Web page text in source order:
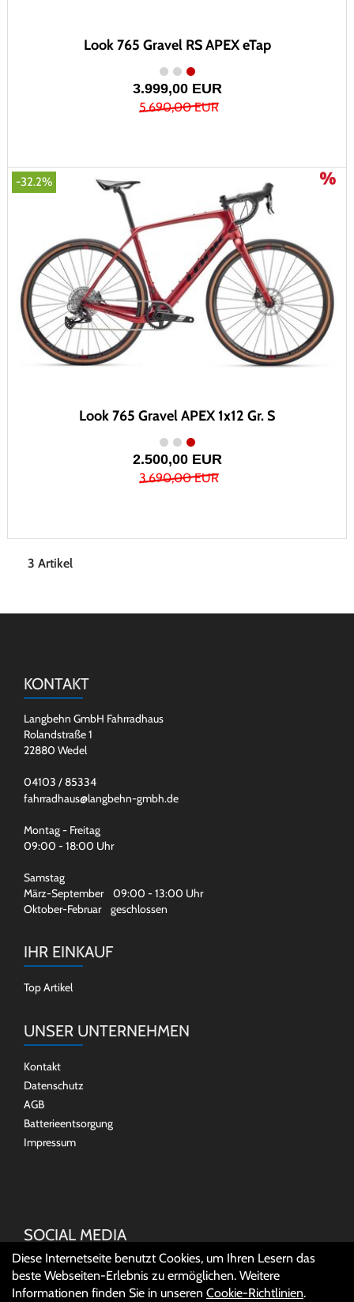
Look 765 Gravel RS APEX eTap
3.999,00 EUR
5.690,00 EUR
-32.2%
Look 765 Gravel APEX 1x12 Gr. S
2.500,00 EUR
3.690,00 EUR
3 Artikel
KONTAKT
Langbehn GmbH Fahrradhaus
Rolandstraße 1
22880 Wedel
04103 / 85334
fahrradhaus@langbehn-gmbh.de
Montag - Freitag
09:00 - 18:00 Uhr
Samstag
März-September 09:00 - 13:00 Uhr
Oktober-Februar geschlossen
IHR EINKAUF
Top Artikel
UNSER UNTERNEHMEN
Kontakt
Datenschutz
AGB
Batterieentsorgung
Impressum
SOCIAL MEDIA
Diese Internetseite benutzt Cookies, um Ihren Lesern das
beste Webseiten-Erlebnis zu ermöglichen. Weitere
Informationen finden Sie in unseren Cookie-Richtlinien.